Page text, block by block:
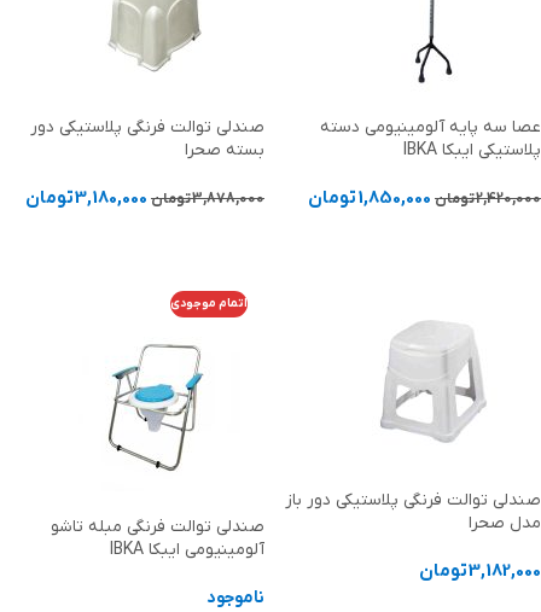
عصا سه پایه آلومینیومی دسته
پلاستیکی ایبکا IBKA
2,420,000تومان 1,850,000تومان
صندلی توالت فرنگی پلاستیکی دور
بسته صحرا
3,878,000تومان 3,180,000تومان
صندلی توالت فرنگی پلاستیکی دور باز
مدل صحرا
3,182,000تومان
اتمام موجودی
صندلی توالت فرنگی مبله تاشو
آلومینیومی ایبکا IBKA
ناموجود